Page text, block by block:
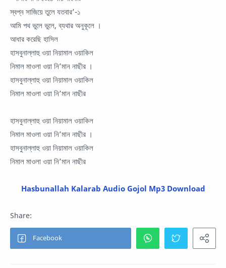
স্বপ্ন সাজিয়ে তুলে যতবার’-১
আমি পথ ভুলে ভুলে, ব্যথার অনুকূলে ।
আধার করেছি হাসিল
হাসবুনাল্লাহু ওয়া নিয়ামাল ওয়াকিল
নিমাল মাওলা ওয়া নি’মান নাছীর ।
হাসবুনাল্লাহু ওয়া নিয়ামাল ওয়াকিল
নিমাল মাওলা ওয়া নি’মান নাছীর
হাসবুনাল্লাহু ওয়া নিয়ামাল ওয়াকিল
নিমাল মাওলা ওয়া নি’মান নাছীর ।
হাসবুনাল্লাহু ওয়া নিয়ামাল ওয়াকিল
নিমাল মাওলা ওয়া নি’মান নাছীর
Hasbunallah Kalarab Audio Gojol Mp3 Download